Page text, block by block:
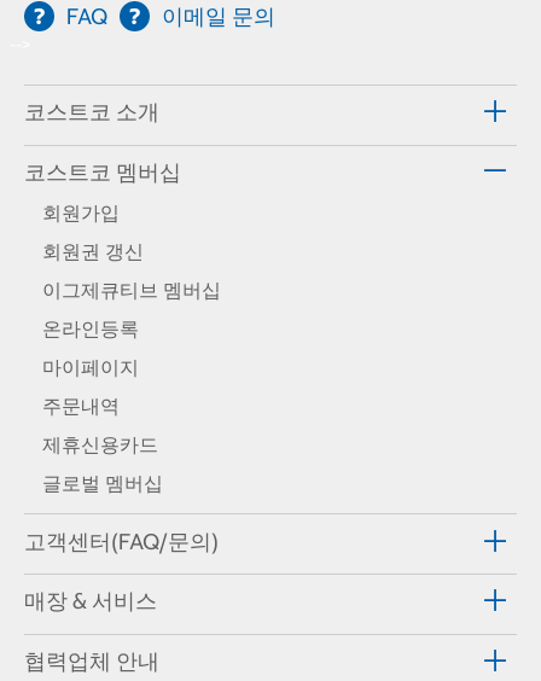
FAQ 이메일 문의
코스트코 소개
코스트코 멤버십
회원가입
회원권 갱신
이그제큐티브 멤버십
온라인등록
마이페이지
주문내역
제휴신용카드
글로벌 멤버십
고객센터(FAQ/문의)
매장 & 서비스
협력업체 안내